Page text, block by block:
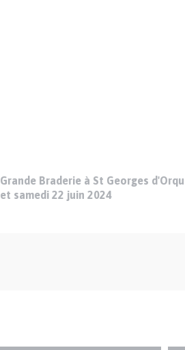
Grande Braderie à St Georges
et samedi 22 juin 2024